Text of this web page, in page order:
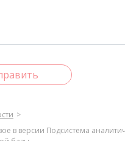
в версии Подсистема